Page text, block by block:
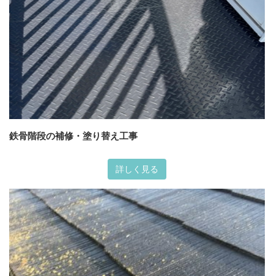
鉄骨階段の補修・塗り替え工事
詳しく見る